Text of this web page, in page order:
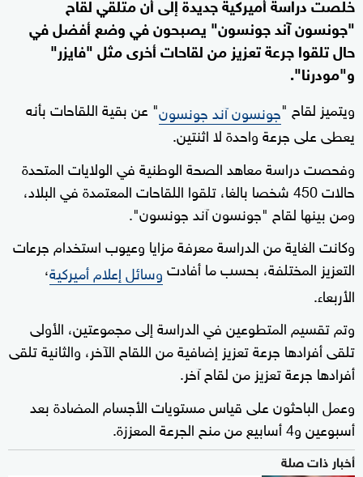
"جونسون آند جونسون" يصبحون في وضع أفضل في
حال تلقوا جرعة تعزيز من لقاحات أخرى مثل "فايزر"
و"مودرنا".
ويتميز لقاح "جونسون آند جونسون" عن بقية اللقاحات بأنه
يعطى على جرعة واحدة لا اثنتين.
وفحصت دراسة معاهد الصحة الوطنية في الولايات المتحدة
حالات 450 شخصا بالغا، تلقوا اللقاحات المعتمدة في البلاد،
ومن بينها لقاح "جونسون آند جونسون".
وكانت الغاية من الدراسة معرفة مزايا وعيوب استخدام جرعات
التعزيز المختلفة، بحسب ما أفادتوسائل إعلام أميركية،
الأربعاء.
وتم تقسيم المتطوعين في الدراسة إلى مجموعتين، الأولى
تلقى أفرادها جرعة تعزيز إضافية من اللقاح الآخر، والثانية تلقى
أفرادها جرعة تعزيز من لقاح آخر.
وعمل الباحثون على قياس مستويات الأجسام المضادة بعد
أسبوعين و4 أسابيع من منح الجرعة المعززة.
أخبار ذات صلة